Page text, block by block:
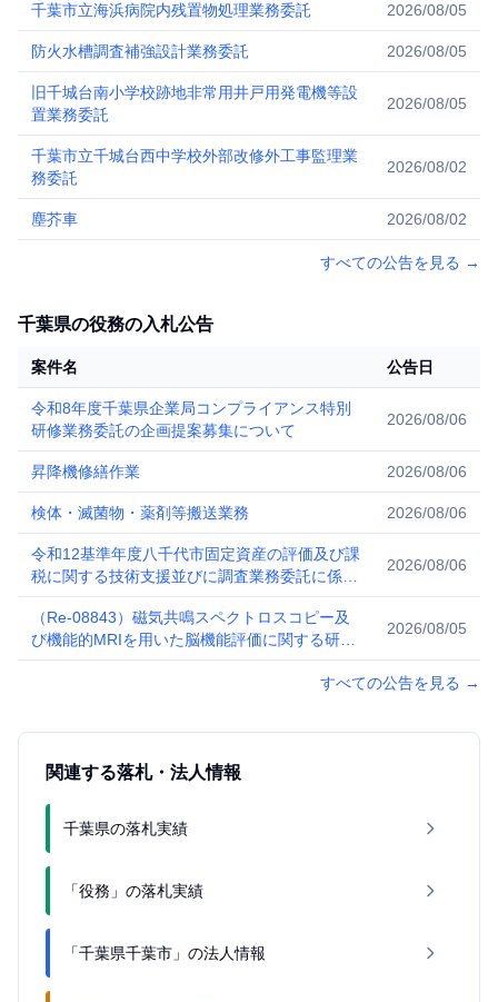
千葉市立海浜病院内残置物処理業務委託 2026/08/05
防火水槽調査補強設計業務委託 2026/08/05
旧千城台南小学校跡地非常用井戸用発電機等設
置業務委託
2026/08/05
千葉市立千城台西中学校外部改修外工事監理業
務委託
2026/08/02
塵芥車 2026/08/02
すべての公告を見る →
千葉県の役務の入札公告
案件名 公告日
令和8年度千葉県企業局コンプライアンス特別
研修業務委託の企画提案募集について
2026/08/06
昇降機修繕作業 2026/08/06
検体・滅菌物・薬剤等搬送業務 2026/08/06
令和12基準年度八千代市固定資産の評価及び課
税に関する技術支援並びに調査業務委託に係る
公募型プロポーザルについて
2026/08/06
（Re-08843）磁気共鳴スペクトロスコピー及
び機能的MRIを用いた脳機能評価に関する研究
支援業務に係る労働者派遣契約【掲載期間：
2026/08/05
すべての公告を見る →
関連する落札・法人情報
千葉県の落札実績
「役務」の落札実績
「千葉県千葉市」の法人情報